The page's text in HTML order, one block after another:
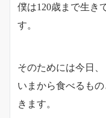
僕は120歳まで生き
す。
そのためには今日、
いまから食べるも
きます。